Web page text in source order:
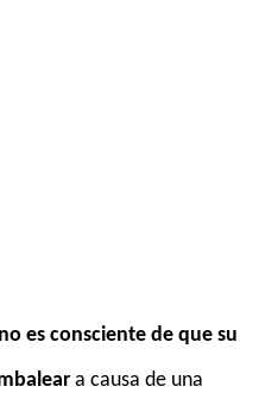
es consciente de que su
a causa de una